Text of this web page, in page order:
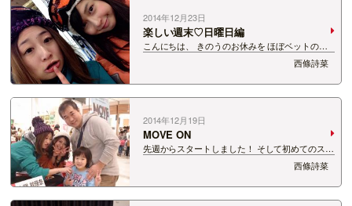
2014年12月23日
楽しい週末♡日曜日編
こんにちは、 きのうのお休みを ほぼベットの上
で過ごした西條です なぜかといいますと… 筋肉
痛がひどかったから！！！！ そしてなぜ筋肉痛か
と言いますと 日曜日に人生初の スノボに行って
きたからです♡ （本間ち…
西條詩菜
2014年12月19日
MOVE ON
先週からスタートしました！ そして初めてのステ
ッカーキャンペーンも 皆さんのおかげで無事終了
しました！ ありがとうございました♡ さいきん
１日過ぎていくのが早いです。 これが師走か…
初めてのステキャンが終…
西條詩菜